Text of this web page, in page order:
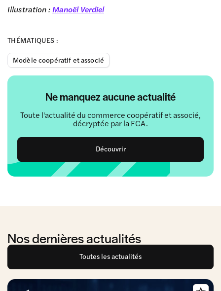
THÉMATIQUES :
Modèle coopératif et associé
Ne manquez aucune actualité
Toute l'actualité du commerce coopératif et associé,
décryptée par la FCA.
Découvrir
Illustration :Manoël Verdiel
Nos dernières actualités
Toutes les actualités